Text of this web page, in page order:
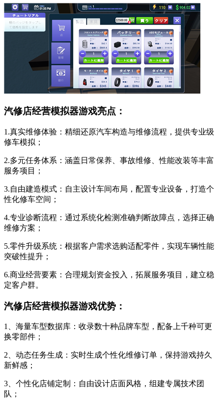
汽修店经营模拟器游戏亮点：
1.真实维修体验：精细还原汽车构造与维修流程，提供专业级
修车模拟；
2.多元任务体系：涵盖日常保养、事故维修、性能改装等丰富
服务项目；
3.自由建造模式：自主设计车间布局，配置专业设备，打造个
性化修车空间；
4.专业诊断流程：通过系统化检测准确判断故障点，选择正确
维修方案；
5.零件升级系统：根据客户需求选购适配零件，实现车辆性能
突破性提升；
6.商业经营要素：合理规划资金投入，拓展服务项目，建立稳
定客户群。
汽修店经营模拟器游戏优势：
1、海量车型数据库：收录数十种品牌车型，配备上千种可更
换零部件；
2、动态任务生成：实时生成个性化维修订单，保持游戏持久
新鲜感；
3、个性化店铺定制：自由设计店面风格，组建专属技术团
队；